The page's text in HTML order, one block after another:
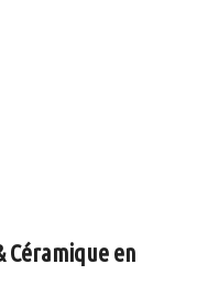
Céramique en